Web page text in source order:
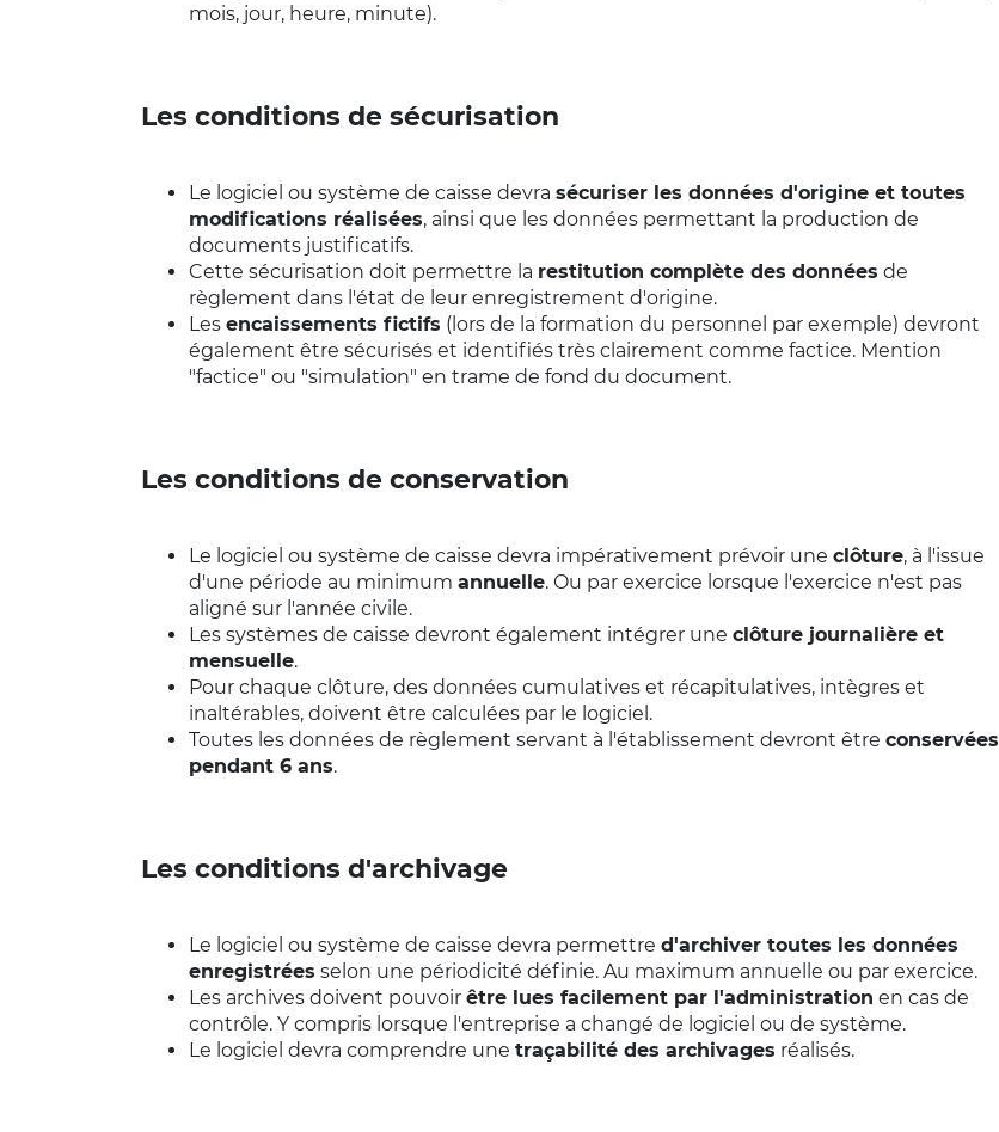
mois, jour, heure, minute).
Les conditions de sécurisation
Le logiciel ou système de caisse devra sécuriser les données d'origine et toutes
modifications réalisées, ainsi que les données permettant la production de
documents justificatifs.
Cette sécurisation doit permettre la restitution complète des données de
règlement dans l'état de leur enregistrement d'origine.
Les encaissements fictifs (lors de la formation du personnel par exemple) devront
également être sécurisés et identifiés très clairement comme factice. Mention
"factice" ou "simulation" en trame de fond du document.
Les conditions de conservation
Le logiciel ou système de caisse devra impérativement prévoir une clôture, à l'issue
d'une période au minimum annuelle. Ou par exercice lorsque l'exercice n'est pas
aligné sur l'année civile.
Les systèmes de caisse devront également intégrer une clôture journalière et
mensuelle.
Pour chaque clôture, des données cumulatives et récapitulatives, intègres et
inaltérables, doivent être calculées par le logiciel.
Toutes les données de règlement servant à l'établissement devront être conservées
pendant 6 ans.
Les conditions d'archivage
Le logiciel ou système de caisse devra permettre d'archiver toutes les données
enregistrées selon une périodicité définie. Au maximum annuelle ou par exercice.
Les archives doivent pouvoir être lues facilement par l'administration en cas de
contrôle. Y compris lorsque l'entreprise a changé de logiciel ou de système.
Le logiciel devra comprendre une traçabilité des archivages réalisés.